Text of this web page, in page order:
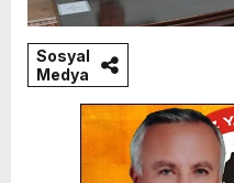
Sosyal
Medya